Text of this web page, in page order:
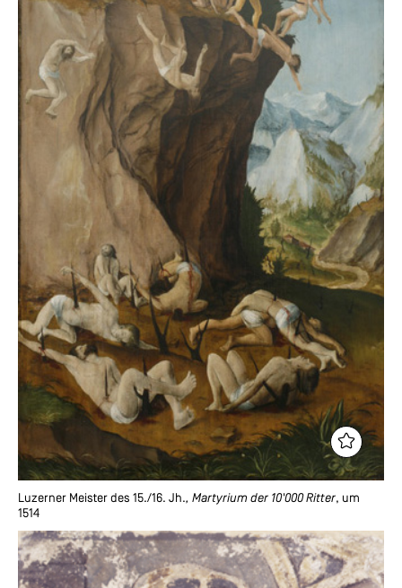
Luzerner Meister des 15./16. Jh., Martyrium der 10'000 Ritter, um
1514